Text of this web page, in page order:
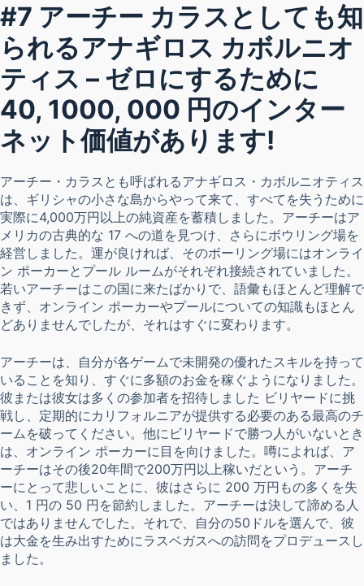
#7 アーチー カラスとしても知
られるアナギロス ​​カボルニオ
ティス – ゼロにするために
40, 1000, 000 円のインター
ネット価値があります!
アーチー・カラスとも呼ばれるアナギロス・カボルニオティス
は、ギリシャの小さな島からやって来て、すべてを失うために
実際に4,000万円以上の純資産を蓄積しました。アーチーはア
メリカの古典的な 17 への道を見つけ、さらにボウリング場を
経営しました。運が良ければ、そのボーリング場にはオンライ
ン ポーカーとプール ルームがそれぞれ接続されていました。
若いアーチーはこの国に来たばかりで、語彙もほとんど理解で
きず、オンライン ポーカーやプールについての知識もほとん
どありませんでしたが、それはすぐに変わります。
アーチーは、自分が各ゲームで未開発の優れたスキルを持って
いることを知り、すぐに多額のお金を稼ぐようになりました。
彼または彼女は多くの参加者を招待しました ビリヤードに挑
戦し、定期的にカリフォルニアが提供する必要のある最高のチ
ームを破ってください。他にビリヤードで勝つ人がいないとき
は、オンライン ポーカーに目を向けました。噂によれば、ア
ーチーはその後20年間で200万円以上稼いだという。アーチ
ーにとって悲しいことに、彼はさらに 200 万円もの多くを失
い、1 円の 50 円を節約しました。アーチーは決して諦める人
ではありませんでした。それで、自分の50ドルを選んで、彼
は大金を生み出すためにラスベガスへの訪問をプロデュースし
ました。